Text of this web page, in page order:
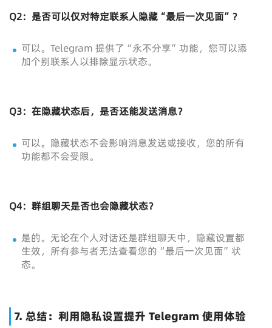
Q2：是否可以仅对特定联系人隐藏“最后一次见面”？
可以。Telegram 提供了“永不分享”功能，您可以添
加个别联系人以排除显示状态。
Q3：在隐藏状态后，是否还能发送消息？
可以。隐藏状态不会影响消息发送或接收，您的所有
功能都不会受限。
Q4：群组聊天是否也会隐藏状态？
是的。无论在个人对话还是群组聊天中，隐藏设置都
生效，所有参与者无法查看您的“最后一次见面”状
态。
7. 总结：利用隐私设置提升 Telegram 使用体验